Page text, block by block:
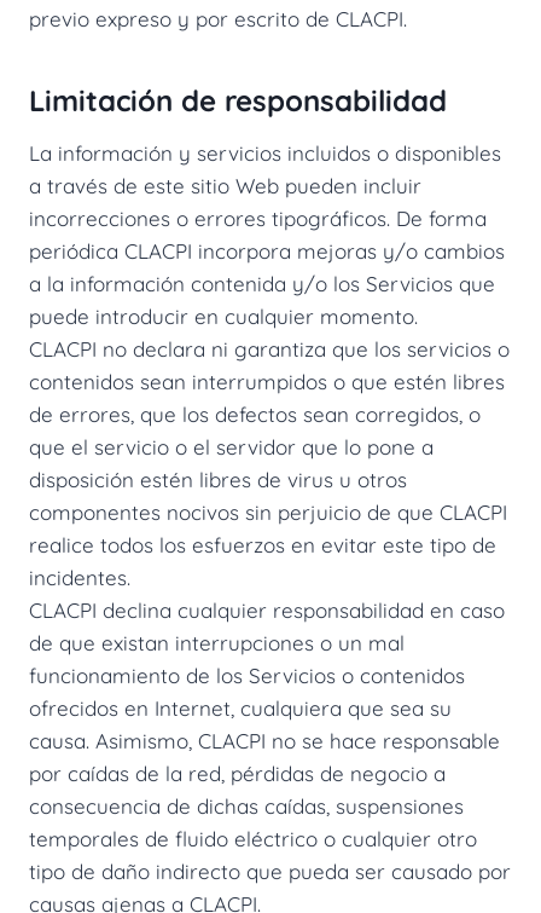
previo expreso y por escrito de CLACPI.
Limitación de responsabilidad
La información y servicios incluidos o disponibles
a través de este sitio Web pueden incluir
incorrecciones o errores tipográficos. De forma
periódica CLACPI incorpora mejoras y/o cambios
a la información contenida y/o los Servicios que
puede introducir en cualquier momento.
CLACPI no declara ni garantiza que los servicios o
contenidos sean interrumpidos o que estén libres
de errores, que los defectos sean corregidos, o
que el servicio o el servidor que lo pone a
disposición estén libres de virus u otros
componentes nocivos sin perjuicio de que CLACPI
realice todos los esfuerzos en evitar este tipo de
incidentes.
CLACPI declina cualquier responsabilidad en caso
de que existan interrupciones o un mal
funcionamiento de los Servicios o contenidos
ofrecidos en Internet, cualquiera que sea su
causa. Asimismo, CLACPI no se hace responsable
por caídas de la red, pérdidas de negocio a
consecuencia de dichas caídas, suspensiones
temporales de fluido eléctrico o cualquier otro
tipo de daño indirecto que pueda ser causado por
causas ajenas a CLACPI.